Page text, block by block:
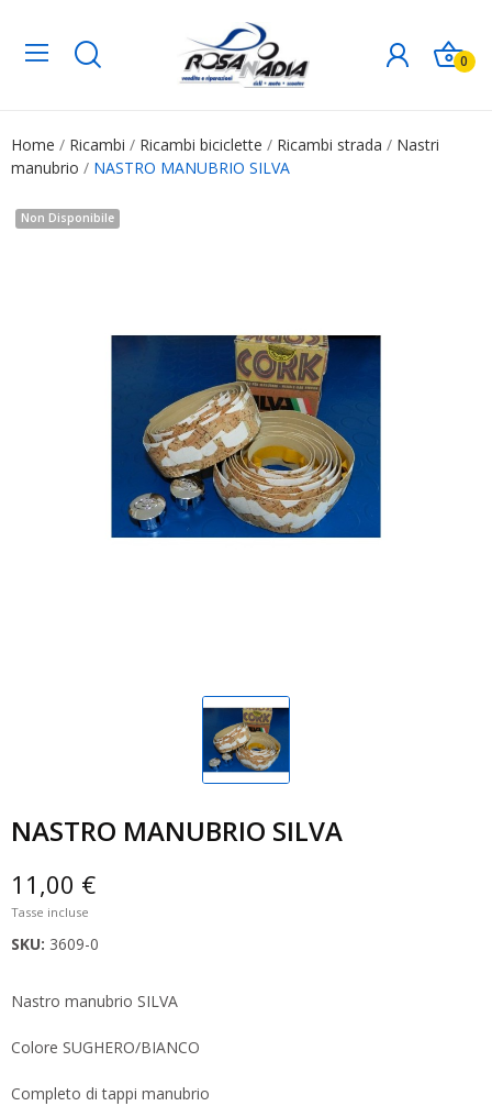
0
Home Ricambi Ricambi biciclette Ricambi strada
Nastri
manubrio
NASTRO MANUBRIO SILVA
Non Disponibile
NASTRO MANUBRIO SILVA
11,00 €
Tasse incluse
SKU: 3609-0
Nastro manubrio SILVA
Colore SUGHERO/BIANCO
Completo di tappi manubrio